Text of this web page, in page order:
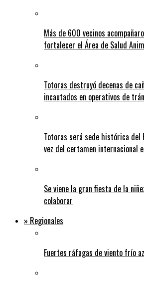
Más de 600 vecinos
fortalecer el Área de Salud
Totoras destruyó decenas de
incautados en operativos de
Totoras será sede histórica del
vez del certamen internacional
Se viene la gran fiesta de la
colaborar
» Regionales
Fuertes ráfagas de viento frío